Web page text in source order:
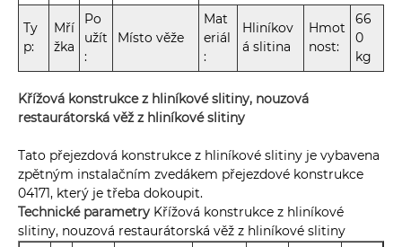
Ty
p:
Mří
žka
Po
užít
:
Místo věže
Mat
eriál
:
Hliníkov
á slitina
Hmot
nost:
66
0
kg
Křížová konstrukce z hliníkové slitiny, nouzová
restaurátorská věž z hliníkové slitiny
Tato přejezdová konstrukce z hliníkové slitiny je vybavena
zpětným instalačním zvedákem přejezdové konstrukce
04171, který je třeba dokoupit.
Technické parametry Křížová konstrukce z hliníkové
slitiny, nouzová restaurátorská věž z hliníkové slitiny